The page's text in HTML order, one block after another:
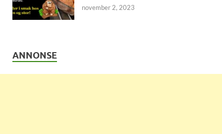
november 2, 2023
ANNONSE